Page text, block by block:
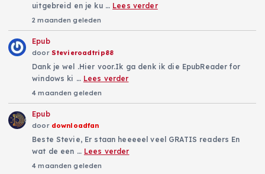
uitgebreid en je ku … Lees verder
2 maanden geleden
Epub
door Stevieroadtrip88
Dank je wel .Hier voor.Ik ga denk ik die EpubReader for
windows ki … Lees verder
4 maanden geleden
Epub
door downloadfan
Beste Stevie, Er staan heeeeel veel GRATIS readers En
wat de een … Lees verder
4 maanden geleden